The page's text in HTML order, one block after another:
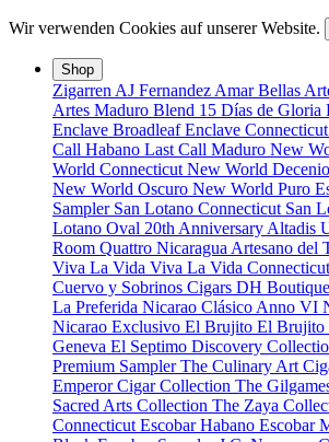
Wir verwenden Cookies auf unserer Website.
Shop
Zigarren AJ Fernandez AmarBellas
Artes Maduro Blend 15 Días de Gloria
Enclave BroadleafEnclave Connecticut
Call Habano Last Call Maduro New
World Connecticut New World Decenio
New World Oscuro New World Puro
Sampler San Lotano Connecticut San
Lotano Oval 20th Anniversary Altadis
Room Quattro Nicaragua Artesano del
Viva La Vida Viva La Vida Connecticut
Cuervo y Sobrinos Cigars DH
La Preferida Nicarao Clásico Anno VI
Nicarao Exclusivo El Brujito El Brujito
Geneva El Septimo Discovery
Premium SamplerThe Culinary Art
Emperor Cigar Collection The
Sacred Arts Collection The Zaya
Connecticut Escobar Habano Escobar